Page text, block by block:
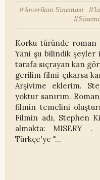
Amerikan Sineması
Korku türünde
Yani şu bilindik şeyler
tarafa sıçrayan kan
gerilim filmi çıkarsa
Arşivime eklerim.
yoktur sanırım.
filmin temelini
Filmin adı, Stephen
almakta: MISERY
Türkçe'ye "…